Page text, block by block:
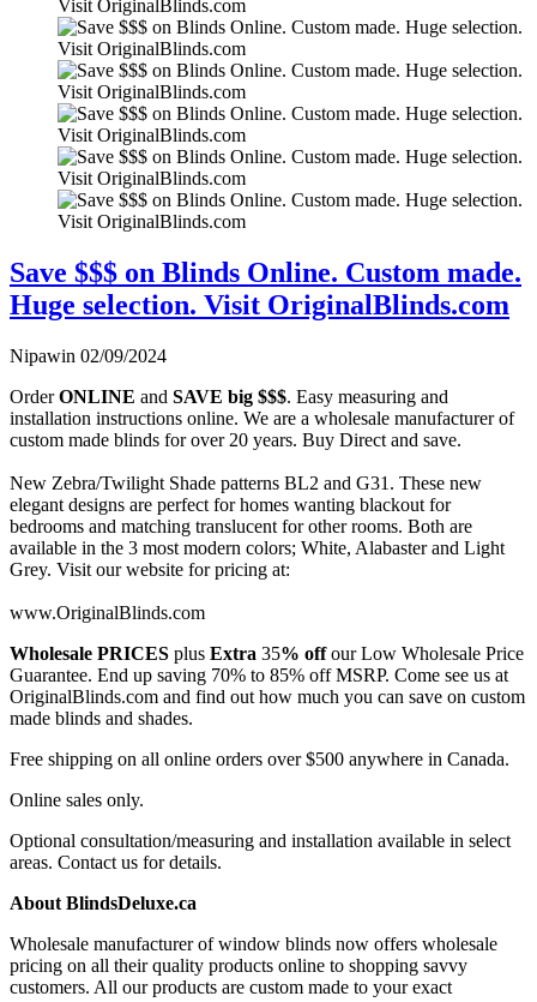
Save $$$ on Blinds Online. Custom made.
Huge selection. Visit OriginalBlinds.com
Nipawin 02/09/2024
OrderONLINE and SAVE big $$$. Easy measuring and
installation instructions online. We are a wholesale manufacturer of
custom made blinds for over 20 years. Buy Direct and save.
New Zebra/Twilight Shade patterns BL2 and G31. These new
elegant designs are perfect for homes wanting blackout for
bedrooms and matching translucent for other rooms. Both are
available in the 3 most modern colors; White, Alabaster and Light
Grey. Visit our website for pricing at:
www.OriginalBlinds.com
Wholesale PRICES plus Extra 35% offour Low Wholesale Price
Guarantee. End up saving 70% to 85% off MSRP. Come see us at
OriginalBlinds.com and find out how much you can save on custom
made blinds and shades.
Free shipping on all online orders over $500 anywhere in Canada.
Online sales only.
Optional consultation/measuring and installation available in select
areas. Contact us for details.
About BlindsDeluxe.ca
Wholesale manufacturer of window blinds now offers wholesale
pricing on all their quality products online to shopping savvy
customers. All our products are custom made to your exact